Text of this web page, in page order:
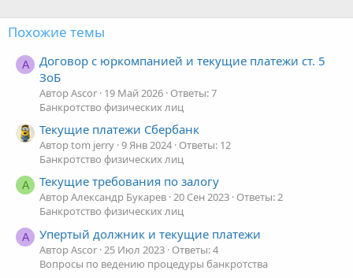
Похожие темы
A
Договор с юркомпанией и текущие платежи ст. 5
ЗоБ
Автор Ascor 19 Май 2026 Ответы: 7
Банкротство физических лиц
Текущие платежи Сбербанк
Автор tom jerry 9 Янв 2024 Ответы: 12
Банкротство физических лиц
А Текущие требования по залогу
Автор Александр Букарев 20 Сен 2023 Ответы: 2
Банкротство физических лиц
A Упертый должник и текущие платежи
Автор Ascor 25 Июл 2023 Ответы: 4
Вопросы по ведению процедуры банкротства